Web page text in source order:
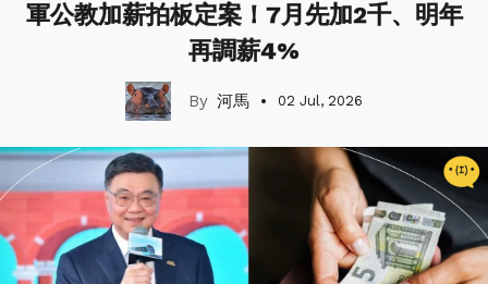
軍公教加薪拍板定案！7月先加2千、明年
再調薪4%
河馬 02 Jul, 2026